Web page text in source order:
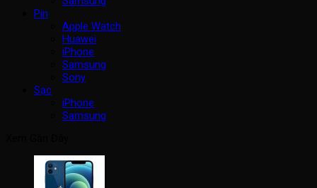
Pin
Apple Watch
Huawei
iPhone
Samsung
Sony
Sạc
iPhone
Samsung